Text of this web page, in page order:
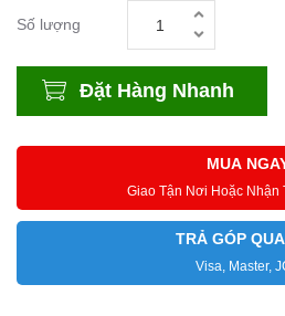
Số lượng
Đặt Hàng Nhanh
MUA
Giao Tận Nơi Hoặc Nhận
TRẢ GÓP
Visa, Master,